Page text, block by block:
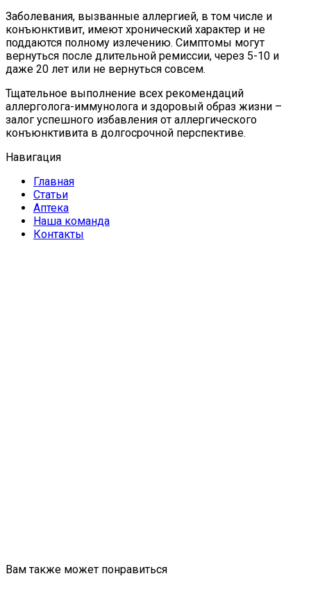
Заболевания, вызванные аллергией, в том числе и
конъюнктивит, имеют хронический характер и не
поддаются полному излечению. Симптомы могут
вернуться после длительной ремиссии, через 5-10 и
даже 20 лет или не вернуться совсем.
Тщательное выполнение всех рекомендаций
аллерголога-иммунолога и здоровый образ жизни –
залог успешного избавления от аллергического
конъюнктивита в долгосрочной перспективе.
Навигация
Главная
Статьи
Аптека
Наша команда
Контакты
Вам также может понравиться